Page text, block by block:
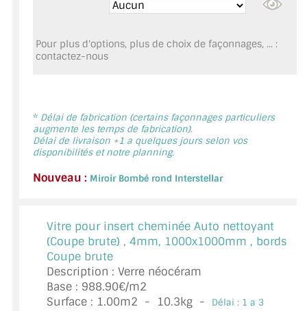
MIROIR DE SALLE DE BAIN
MIROIR POUR SALLE DE SPORT
MIROIR POUR SALLE DE DANSE
MIROIR ENCADRÉ
VERRE SUR MESURE
VERRE EXTRACLAIR
VERRE TREMPÉ (SÉCURIT)
Pour plus d'options, plus de choix de façonnages, ... :
contactez-nous
* Délai de fabrication (certains façonnages particuliers
augmente les temps de fabrication).
Délai de livraison +1 a quelques jours selon vos
disponibilités et notre planning.
Nouveau : Miroir Bombé rond Interstellar
Vitre pour insert cheminée Auto nettoyant
(Coupe brute) , 4mm, 1000x1000mm , bords
Coupe brute
Description : Verre néocéram
Base : 988.90€/m2
Surface : 1.00m2 - 10.3kg -
Délai : 1 a 3